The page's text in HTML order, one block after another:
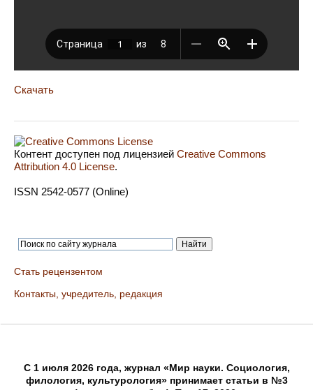
Скачать
Контент доступен под лицензией Creative Commons
Attribution 4.0 License.
ISSN 2542-0577 (Online)
Стать рецензентом
Контакты, учредитель, редакция
C 1 июля 2026 года, журнал «Мир науки. Социология,
филология, культурология» принимает статьи в №3